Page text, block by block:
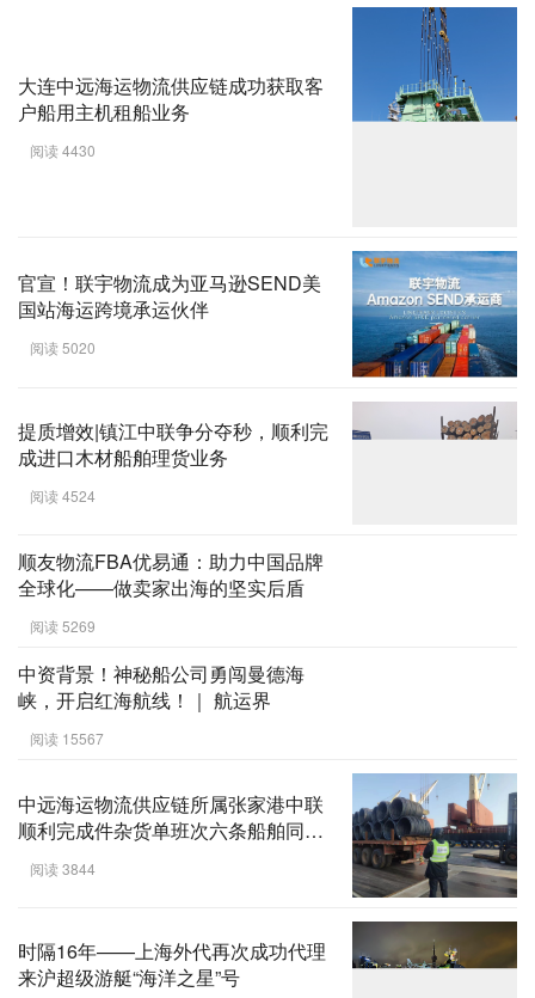
大连中远海运物流供应链成功获取客
官宣！联宇物流成为亚马逊SEND美
国站海运跨境承运伙伴
提质增效|镇江中联争分夺秒，顺利完
顺友物流FBA优易通：助力中国品牌
阅读 5269
中资背景！神秘船公司勇闯曼德海
峡，开启红海航线！｜ 航运界
顺利完成件杂货单班次六条船舶同时
理货作业任务
阅读 3844